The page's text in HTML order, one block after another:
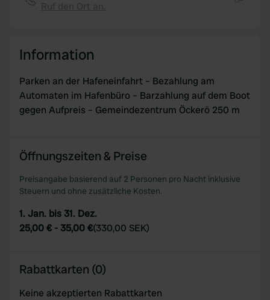
Information
Parken an der Hafeneinfahrt – Bezahlung am
Automaten im Hafenbüro – Barzahlung auf dem Boot
gegen Aufpreis – Gemeindezentrum Öckerö 250 m
Öffnungszeiten & Preise
Preisangabe basierend auf 2 Personen pro Nacht inklusive
Steuern und ohne zusätzliche Kosten.
1. Jan. bis 31. Dez.
25,00 € - 35,00 €(330,00 SEK)
Rabattkarten (0)
Keine akzeptierten Rabattkarten